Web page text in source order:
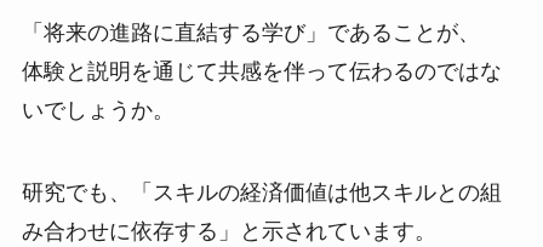
「将来の進路に直結する学び」であることが、
体験と説明を通じて共感を伴って伝わるのではな
いでしょうか。
研究でも、「スキルの経済価値は他スキルとの組
み合わせに依存する」と示されています。